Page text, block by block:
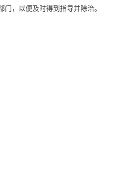
，以便及时得到指导并除治。